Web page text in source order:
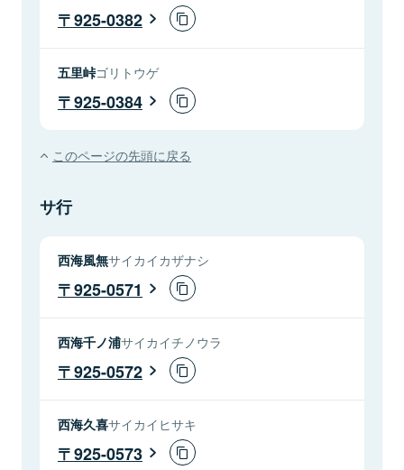
925-0382
五里峠ゴリトウゲ
925-0384
このページの先頭に戻る
サ行
西海風無サイカイカザナシ
925-0571
西海千ノ浦サイカイチノウラ
925-0572
西海久喜サイカイヒサキ
925-0573